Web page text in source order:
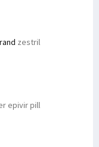
zestril
epivir pill